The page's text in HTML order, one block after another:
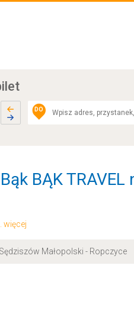
DO
BĄK
... więcej
Małopolski - Ropczyce